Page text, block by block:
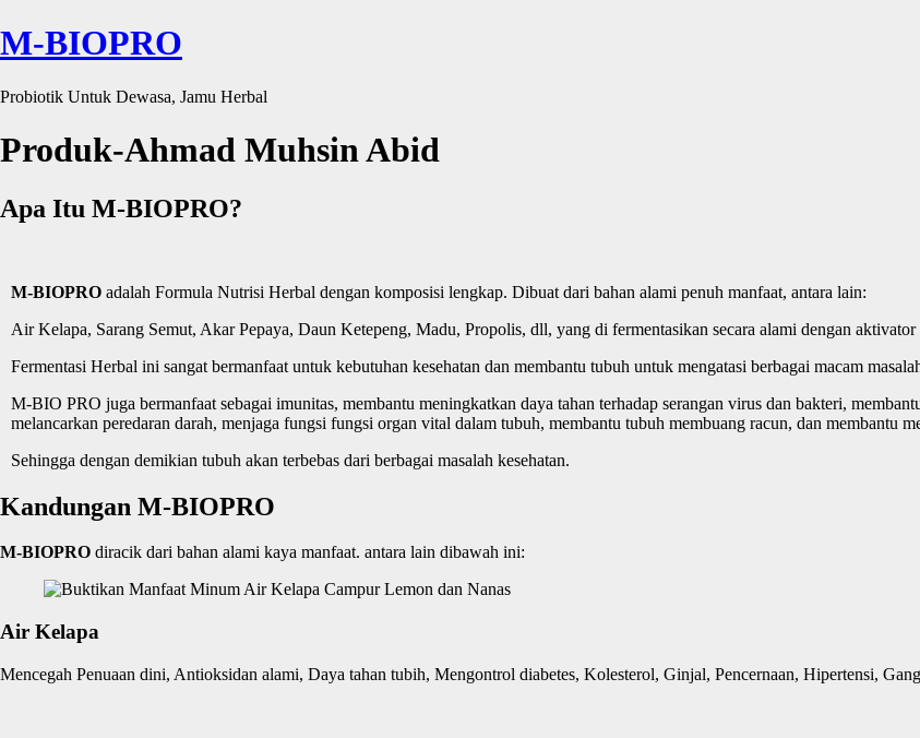
M-BIOPRO
Probiotik Untuk Dewasa, Jamu Herbal
Produk-Ahmad Muhsin Abid
Apa Itu M-BIOPRO?
M-BIOPRO adalah Formula Nutrisi Herbal dengan komposisi lengkap. Dibuat dari bahan alami penuh manfaat, antara lain:
Air Kelapa, Sarang Semut, Akar Pepaya, Daun Ketepeng, Madu, Propolis, dll, yang di fermentasikan secara alami dengan
Fermentasi Herbal ini sangat bermanfaat untuk kebutuhan kesehatan dan membantu tubuh untuk mengatasi berbagai macam
M-BIO PRO juga bermanfaat sebagai imunitas, membantu meningkatkan daya tahan terhadap serangan virus dan bakteri,
melancarkan peredaran darah, menjaga fungsi fungsi organ vital dalam tubuh, membantu tubuh membuang racun, dan membantu
Sehingga dengan demikian tubuh akan terbebas dari berbagai masalah kesehatan.
Kandungan M-BIOPRO
M-BIOPRO diracik dari bahan alami kaya manfaat. antara lain dibawah ini:
Air Kelapa
Mencegah Penuaan dini, Antioksidan alami, Daya tahan tubih, Mengontrol diabetes, Kolesterol, Ginjal, Pencernaan, Hipertensi,